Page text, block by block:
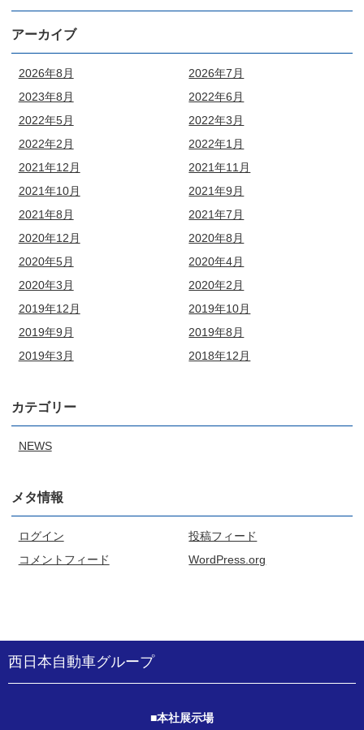
アーカイブ
2026年8月
2026年7月
2023年8月
2022年6月
2022年5月
2022年3月
2022年2月
2022年1月
2021年12月
2021年11月
2021年10月
2021年9月
2021年8月
2021年7月
2020年12月
2020年8月
2020年5月
2020年4月
2020年3月
2020年2月
2019年12月
2019年10月
2019年9月
2019年8月
2019年3月
2018年12月
カテゴリー
NEWS
メタ情報
ログイン
投稿フィード
コメントフィード
WordPress.org
西日本自動車グループ
■本社展示場